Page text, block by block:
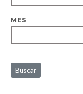
MES
Buscar